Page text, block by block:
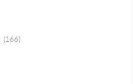
(166)